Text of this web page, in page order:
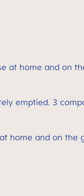
at home and on
emptied. 3
home and on the